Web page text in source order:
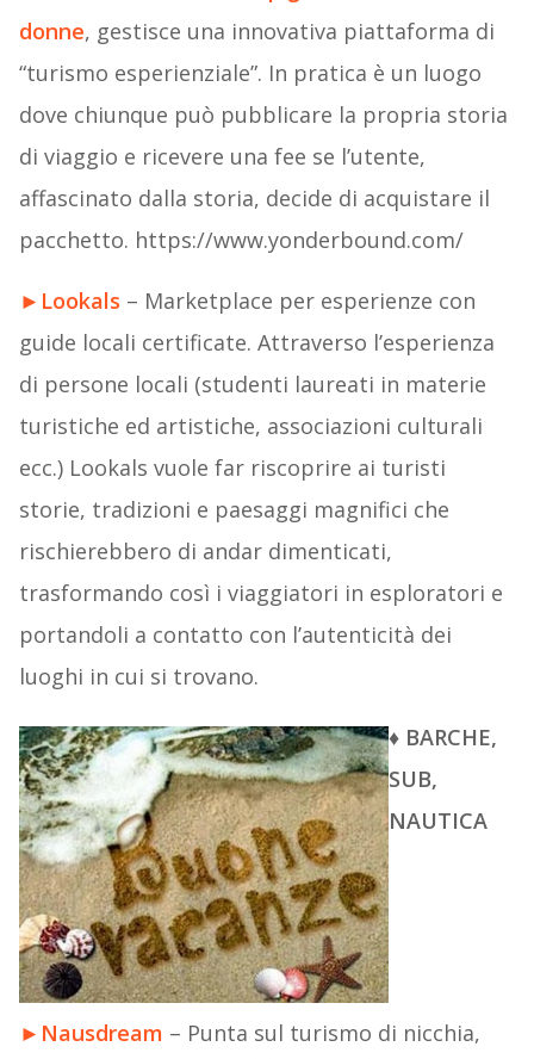
donne, gestisce una innovativa piattaforma di
“turismo esperienziale”. In pratica è un luogo
dove chiunque può pubblicare la propria storia
di viaggio e ricevere una fee se l’utente,
affascinato dalla storia, decide di acquistare il
pacchetto. https://www.yonderbound.com/
► Lookals – Marketplace per esperienze con
guide locali certificate. Attraverso l’esperienza
di persone locali (studenti laureati in materie
turistiche ed artistiche, associazioni culturali
ecc.) Lookals vuole far riscoprire ai turisti
storie, tradizioni e paesaggi magnifici che
rischierebbero di andar dimenticati,
trasformando così i viaggiatori in esploratori e
portandoli a contatto con l’autenticità dei
luoghi in cui si trovano.
♦ BARCHE,
SUB,
NAUTICA
► Nausdream – Punta sul turismo di nicchia,